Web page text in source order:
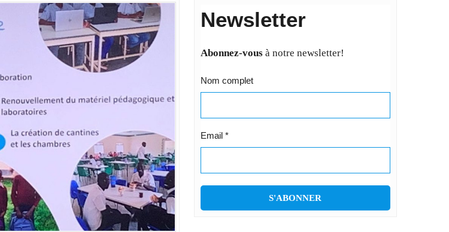
Newsletter
Abonnez-vousà notre newsletter!
Nom complet
Email *